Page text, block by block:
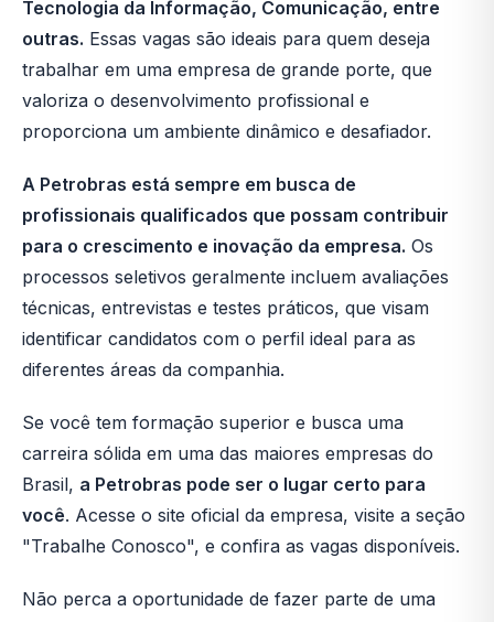
Tecnologia da Informação, Comunicação, entre
outras. Essas vagas são ideais para quem deseja
trabalhar em uma empresa de grande porte, que
valoriza o desenvolvimento profissional e
proporciona um ambiente dinâmico e desafiador.
A Petrobras está sempre em busca de
profissionais qualificados que possam contribuir
para o crescimento e inovação da empresa. Os
processos seletivos geralmente incluem avaliações
técnicas, entrevistas e testes práticos, que visam
identificar candidatos com o perfil ideal para as
diferentes áreas da companhia.
Se você tem formação superior e busca uma
carreira sólida em uma das maiores empresas do
Brasil, a Petrobras pode ser o lugar certo para
você. Acesse o site oficial da empresa, visite a seção
"Trabalhe Conosco", e confira as vagas disponíveis.
Não perca a oportunidade de fazer parte de uma